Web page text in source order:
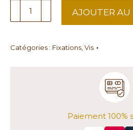
quantité
de
à
AJOUTER AU
Catégories : Fixations,Vis
Paiement 100%